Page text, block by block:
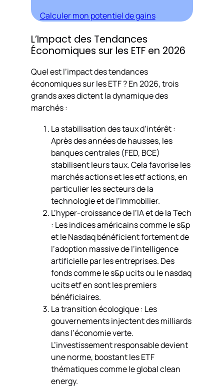
Calculer mon potentiel de gains
L’Impact des Tendances
Économiques sur les ETF en 2026
Quel est l’impact des tendances
économiques sur les ETF ? En 2026, trois
grands axes dictent la dynamique des
marchés :
La stabilisation des taux d’intérêt :
Après des années de hausses, les
banques centrales (FED, BCE)
stabilisent leurs taux. Cela favorise les
marchés actions et les etf actions, en
particulier les secteurs de la
technologie et de l’immobilier.
L’hyper-croissance de l’IA et de la Tech
: Les indices américains comme le s&p
et le Nasdaq bénéficient fortement de
l’adoption massive de l’intelligence
artificielle par les entreprises. Des
fonds comme le s&p ucits ou le nasdaq
ucits etf en sont les premiers
bénéficiaires.
La transition écologique : Les
gouvernements injectent des milliards
dans l’économie verte.
L’investissement responsable devient
une norme, boostant les ETF
thématiques comme le global clean
energy.